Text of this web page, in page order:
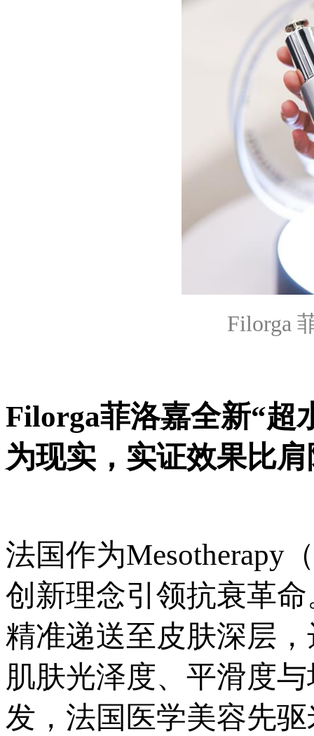
Filorga
Filorga菲洛嘉全新“超
为现实，实证效果比
法国作为Mesotherapy
创新理念引领抗衰革
精准递送至皮肤深层
肌肤光泽度、平滑度
发，法国医学美容先